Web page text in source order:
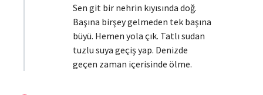
Sen git bir nehrin kıyısında doğ.
Başına birşey gelmeden tek başına
büyü. Hemen yola çık. Tatlı sudan
tuzlu suya geçiş yap. Denizde
geçen zaman içerisinde ölme.